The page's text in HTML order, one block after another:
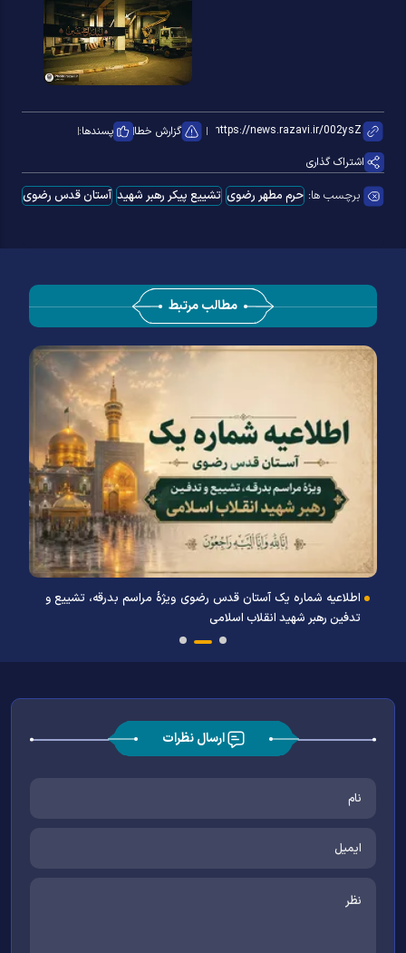
گزارش خطا
پسندها:
اشتراک گذاری
برچسب ها: حرم مطهر رضوی تشییع پیکر رهبر شهید آستان قدس رضوی
مطالب مرتبط
اطلاعیه شماره یک آستان قدس رضوی ویژهٔ مراسم بدرقه، تشییع و
تدفین رهبر شهید انقلاب اسلامی
ارسال نظرات